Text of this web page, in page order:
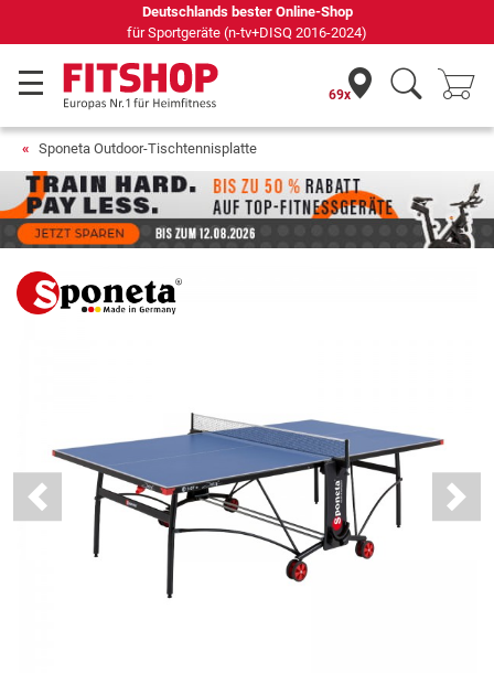
Seit 42 Jahren Ihr Experte für Heimfitness
69x
Sponeta Outdoor-Tischtennisplatte
Previous Next